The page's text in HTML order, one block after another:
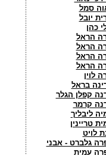
סמל
יובל
כהן
הראל
הראל
הראל
הראל
לוין
בראל
קפלן הגלר
קרמר
ליבליך
טריינין
לויט
גלברט - אבני
עמית